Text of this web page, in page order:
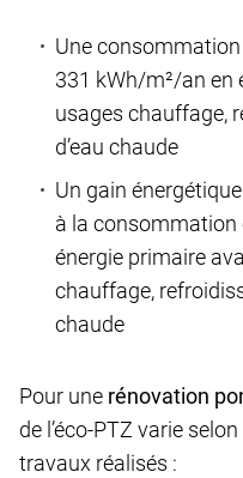
Une
331 kWh/m²/an en
usages chauffage,
d’eau chaude
Un gain
à la consommation
énergie primaire
chauffage,
chaude
Pour une rénovation
de l’éco-PTZ varie
travaux réalisés :